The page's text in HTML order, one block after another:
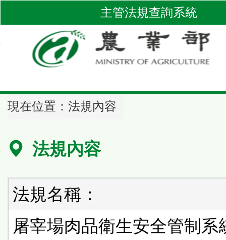
到
區
塊
主管法規查詢系統
現在位置： 法規內容
法規內容
法規名稱：
屠宰場肉品衛生安全管制系